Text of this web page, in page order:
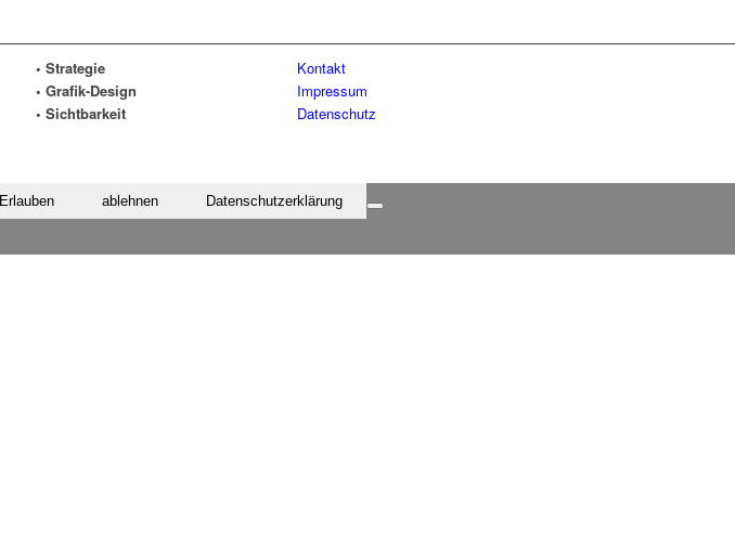
• Strategie
• Grafik-Design
• Sichtbarkeit
Kontakt
Impressum
Datenschutz
Erlauben ablehnen Datenschutzerklärung